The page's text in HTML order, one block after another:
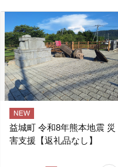
益城町 令和8年熊本地震 災
害支援【返礼品なし】